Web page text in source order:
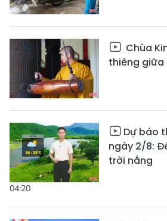
Chùa
thiêng giữa
04:20
Dự báo
ngày 2/8:
trời nắng